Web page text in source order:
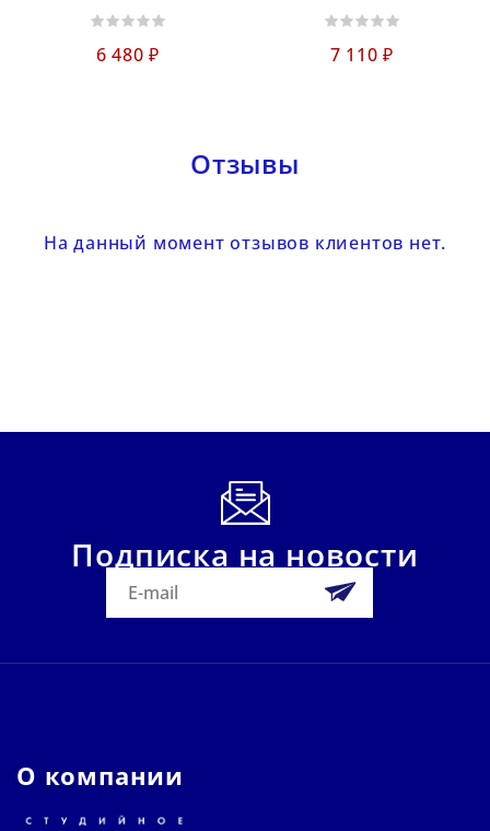
6 480 ₽ 7 110 ₽
Отзывы
На данный момент отзывов клиентов нет.
Подписка на новости
О компании